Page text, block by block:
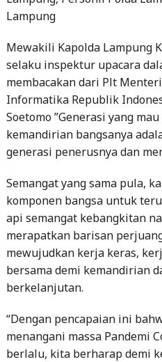
Lampung
Mewakili Kapolda Lampung
selaku inspektur upacara
membacakan dari Plt
Informatika Republik
Soetomo ”Generasi yang
kemandirian bangsanya
generasi penerusnya dan
Semangat yang sama pula,
komponen bangsa untuk
api semangat kebangkitan
merapatkan barisan
mewujudkan kerja keras,
bersama demi kemandirian
berkelanjutan.
“Dengan pencapaian ini
menangani massa Pandemi
berlalu, kita berharap demi